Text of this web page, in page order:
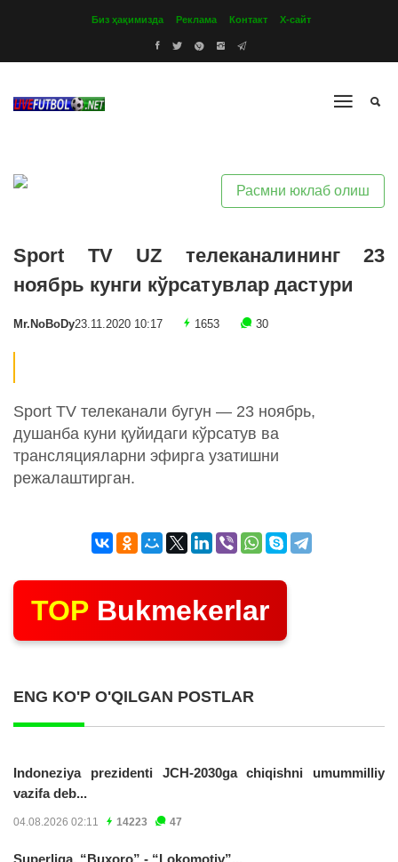
Биз ҳақимизда Реклама Контакт Х-сайт
Расмни юклаб олиш
Sport TV UZ телеканалининг 23
ноябрь кунги кўрсатувлар дастури
Mr.NoBoDy23.11.2020 10:17 1653 30
Sport TV телеканали бугун — 23 ноябрь,
душанба куни қуйидаги кўрсатув ва
трансляцияларни эфирга узатишни
режалаштирган.
TOP Bukmekerlar
ENG KO'P O'QILGAN POSTLAR
Indoneziya prezidenti JCH-2030ga chiqishni umummilliy
vazifa deb...
04.08.2026 02:11 14223 47